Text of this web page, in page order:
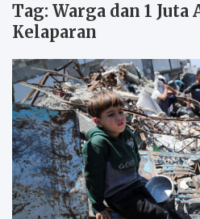
Tag: Warga dan 1 Juta
Kelaparan